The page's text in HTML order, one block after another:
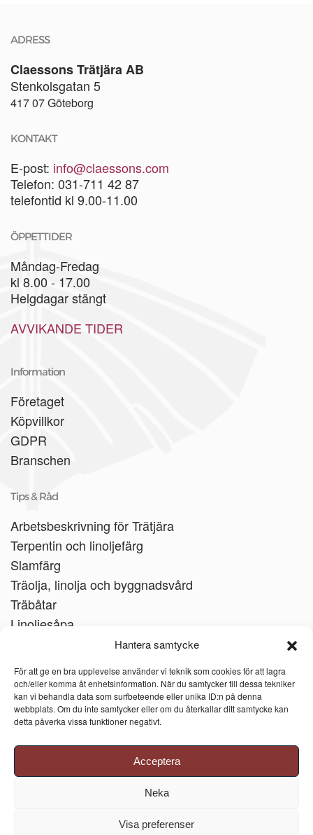
Hantera samtycke
För att ge en bra upplevelse använder vi teknik som cookies för att lagra
och/eller komma åt enhetsinformation. När du samtycker till dessa tekniker
kan vi behandla data som surfbeteende eller unika ID:n på denna
webbplats. Om du inte samtycker eller om du återkallar ditt samtycke kan
detta påverka vissa funktioner negativt.
Acceptera
Neka
Visa preferenser
ADRESS
Claessons Trätjära AB
Stenkolsgatan 5
417 07 Göteborg
KONTAKT
E-post: info@claessons.com
Telefon: 031-711 42 87
telefontid kl 9.00-11.00
ÖPPETTIDER
Måndag-Fredag
kl 8.00 - 17.00
Helgdagar stängt
AVVIKANDE TIDER
Information
Företaget
Köpvillkor
GDPR
Branschen
Tips & Råd
Arbetsbeskrivning för Trätjära
Terpentin och linoljefärg
Slamfärg
Träolja, linolja och byggnadsvård
Träbåtar
Linoljesåpa